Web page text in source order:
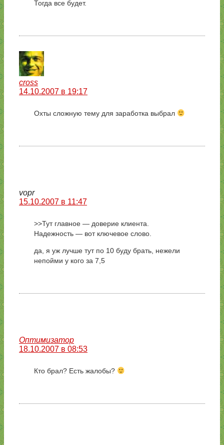
Тогда все будет.
cross
14.10.2007 в 19:17
Охты сложную тему для заработка выбрал
vopr
15.10.2007 в 11:47
>>Тут главное — доверие клиента.
Надежность — вот ключевое слово.
да, я уж лучше тут по 10 буду брать, нежели
непойми у кого за 7,5
Оптимизатор
18.10.2007 в 08:53
Кто брал? Есть жалобы?